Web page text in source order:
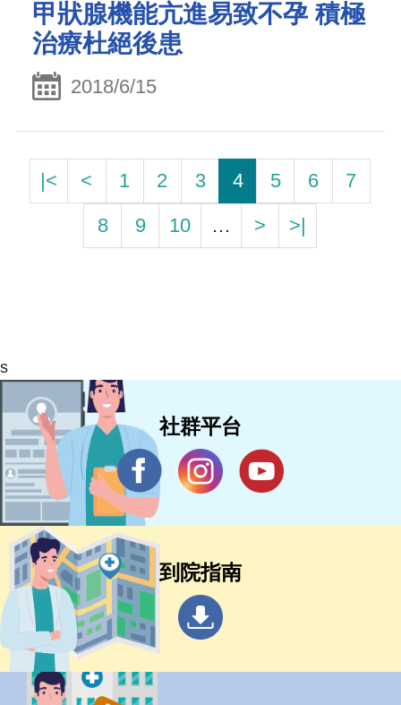
甲狀腺機能亢進易致不孕 積極
治療杜絕後患
2018/6/15
|< < 1 2 3 4 5 6
7
8
9 10 … > >|
s
社群平台
到院指南